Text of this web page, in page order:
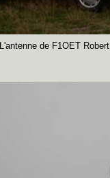
L'antenne de F1OET